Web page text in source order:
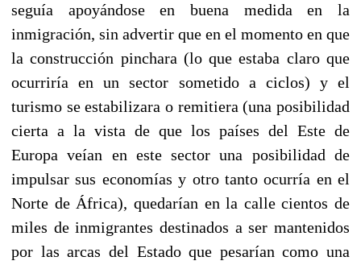
seguía apoyándose en buena medida en la
inmigración, sin advertir que en el momento en que
la construcción pinchara (lo que estaba claro que
ocurriría en un sector sometido a ciclos) y el
turismo se estabilizara o remitiera (una posibilidad
cierta a la vista de que los países del Este de
Europa veían en este sector una posibilidad de
impulsar sus economías y otro tanto ocurría en el
Norte de África), quedarían en la calle cientos de
miles de inmigrantes destinados a ser mantenidos
por las arcas del Estado que pesarían como una